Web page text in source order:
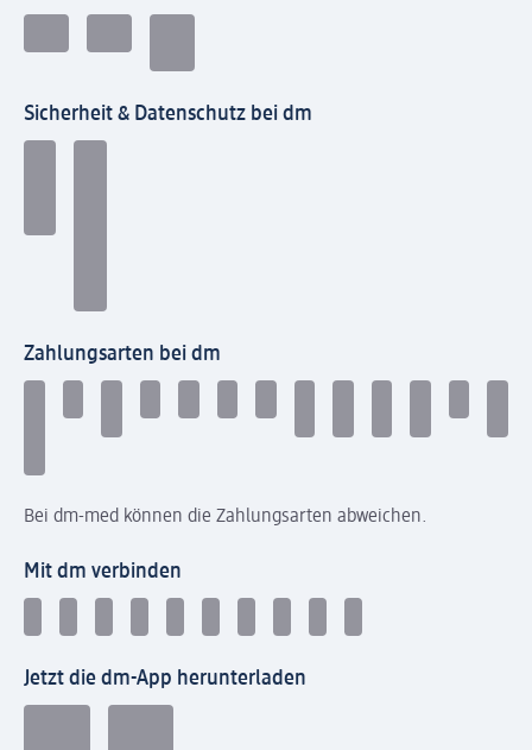
Sicherheit & Datenschutz bei dm
Zahlungsarten bei dm
Bei dm-med können die Zahlungsarten abweichen.
Mit dm verbinden
Jetzt die dm-App herunterladen